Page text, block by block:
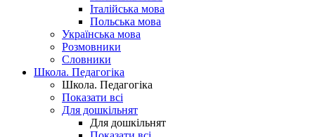
Італійська мова
Польська мова
Українська мова
Розмовники
Словники
Школа. Педагогіка
Школа. Педагогіка
Показати всі
Для дошкільнят
Для дошкільнят